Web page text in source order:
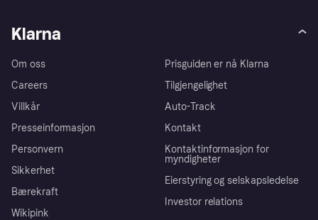
Klarna
Om oss
Careers
Villkår
Presseinformasjon
Personvern
Sikkerhet
Bærekraft
Wikipink
Prisguiden er nå Klarna
Tilgjengelighet
Auto-Track
Kontakt
Kontaktinformasjon for
myndigheter
Eierstyring og selskapsledelse
Investor relations